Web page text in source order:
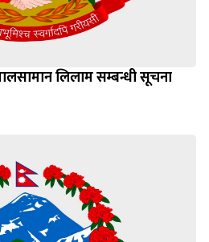
लिलाम सम्बन्धी सूचना